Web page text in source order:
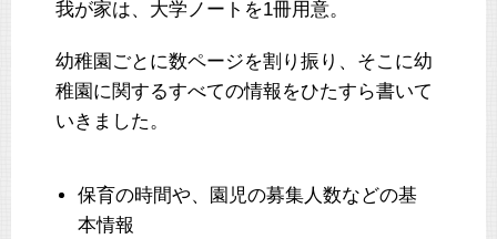
我が家は、大学ノートを1冊用意。
幼稚園ごとに数ページを割り振り、そこに幼
稚園に関するすべての情報をひたすら書いて
いきました。
保育の時間や、園児の募集人数などの基
本情報